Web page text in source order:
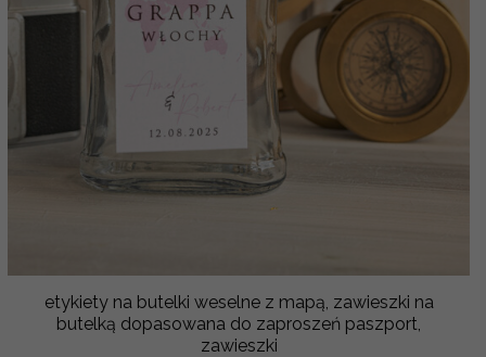
etykiety na butelki weselne z mapą, zawieszki na
butelką dopasowana do zaproszeń paszport,
zawieszki